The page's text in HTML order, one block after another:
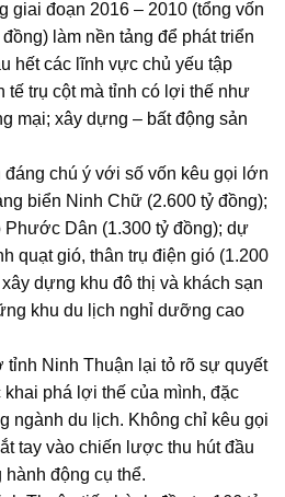
giai đoạn 2016 – 2010 (tổng vốn
làm nền tảng để phát triển
hết các lĩnh vực chủ yếu tập
tế trụ cột mà tỉnh có lợi thế như
mại; xây dựng – bất động sản
chú ý với số vốn kêu gọi lớn
biển Ninh Chữ (2.600 tỷ đồng);
Phước Dân (1.300 tỷ đồng); dự
quạt gió, thân trụ điện gió (1.200
dựng khu đô thị và khách sạn
khu du lịch nghỉ dưỡng cao
Ninh Thuận lại tỏ rõ sự quyết
phá lợi thế của mình, đặc
ngành du lịch. Không chỉ kêu gọi
tay vào chiến lược thu hút đầu
động cụ thể.